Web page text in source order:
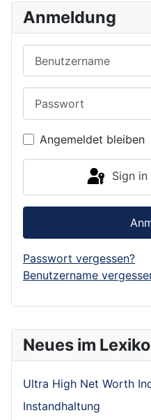
Neues im
Ultra High Net Worth
Instandhaltung
Anmeldung
Angemeldet bleiben
Sign
Passwort vergessen?
Benutzername